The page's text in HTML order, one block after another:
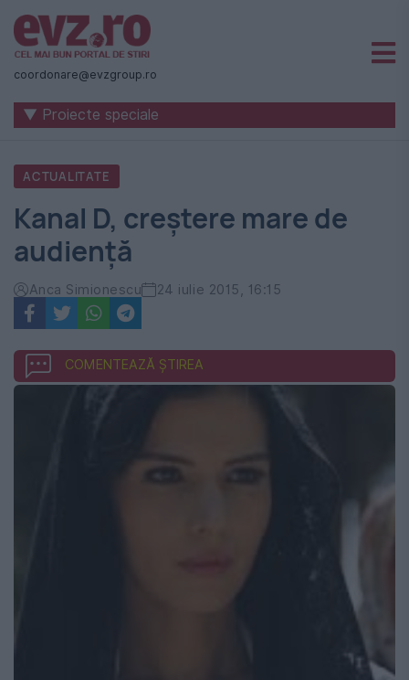
Știri
naționale
internaționale
România
-
Evenimentul
Zilei
coordonare@evzgroup.ro
▼ Proiecte speciale
ACTUALITATE
Kanal D, creştere mare de
audienţă
Anca Simionescu 24 iulie 2015, 16:15
COMENTEAZĂ ȘTIREA